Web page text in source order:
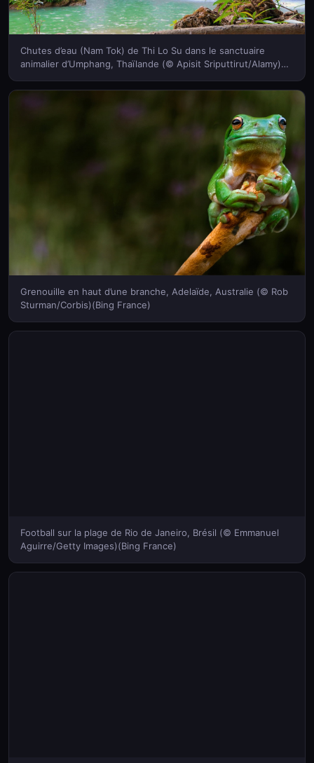
Chutes d’eau (Nam Tok) de Thi Lo Su dans le sanctuaire
animalier d’Umphang, Thaïlande (© Apisit Sriputtirut/Alamy)
Grenouille en haut d’une branche, Adelaïde, Australie (© Rob
Sturman/Corbis)(Bing France)
Football sur la plage de Rio de Janeiro, Brésil (© Emmanuel
Aguirre/Getty Images)(Bing France)